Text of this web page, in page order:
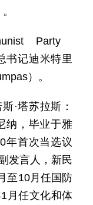
Party
书记迪米特里
）。
·塔苏拉斯：
纳，毕业于雅
年首次当选议
发言人，新民
至10月任国防
月任文化和体